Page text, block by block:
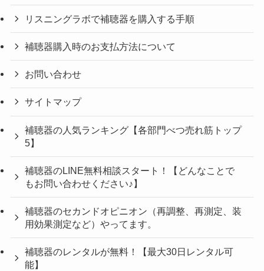
リスニングラボで補聴器を購入する手順
補聴器購入時のお支払方法について
お問い合わせ
サイトマップ
補聴器の人気ランキング【各部門べつ売れ筋トップ
5】
補聴器のLINE無料相談スタート！【どんなことで
もお問い合わせください♪】
補聴器のセカンドオピニオン（再調整、再測定、装
用効果測定など）やってます。
補聴器のレンタルが無料！【最大30日レンタル可
能】